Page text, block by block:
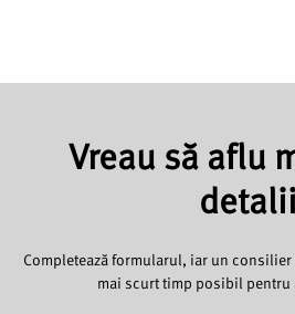
Vreau să aflu
detalii
Completează formularul, iar un consilier
mai scurt timp posibil pentru